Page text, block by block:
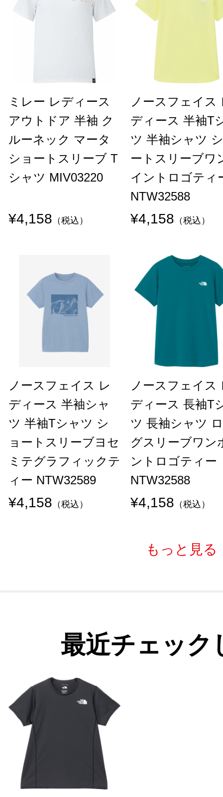
ミレー レディース
アウトドア 半袖 ク
ルーネック マータ
ショートスリーブ T
シャツ MIV03220
¥4,158 （税込）
ノースフェイス
ディース 半袖T
ツ 半袖シャツ
ートスリーブワ
イントロゴティ
NTW32588
¥4,158 （税込）
ノースフェイス レ
ディース 半袖シャ
ツ 半袖Tシャツ シ
ョートスリーブヨセ
ミテグラフィックテ
ィー NTW32589
¥4,158 （税込）
ノースフェイス
ディース 長袖T
ツ 長袖シャツ
グスリーブワン
ントロゴティー
NTW32588
¥4,158 （税込）
もっと見る
最近チェック